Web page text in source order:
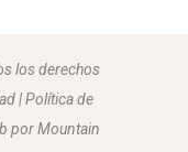
los derechos
| Política de
por Mountain